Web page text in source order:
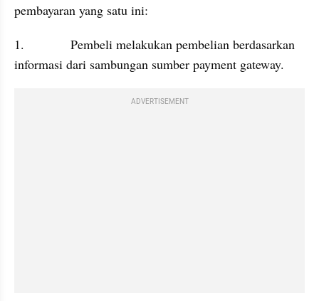
pembayaran yang satu ini:
1.             Pembeli melakukan pembelian berdasarkan
informasi dari sambungan sumber payment gateway.
ADVERTISEMENT